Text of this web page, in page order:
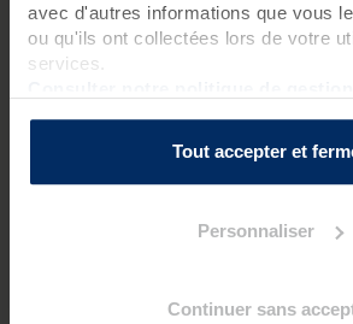
avec d'autres informations que vous
ou qu'ils ont collectées lors de votre
services.
Tout accepter et
Personnaliser
Continuer sans
En sortant de la gare de Pornichet,
seulement de notrecentre de
Baule. Si vous préférez, vous pouvez
le bus au départ de la gare. Le bus L13
Sacré Coeur situé à 250 mètres de
Une fois sur place, vous pourrez si
actives, et bénéficier des services